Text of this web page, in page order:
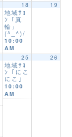
18
地域ｻﾛ
ﾝ「真
輪」
(^_^)/
10:00
AM
19
25
地域ｻﾛ
ﾝ「にこ
にこ」
10:00
AM
26